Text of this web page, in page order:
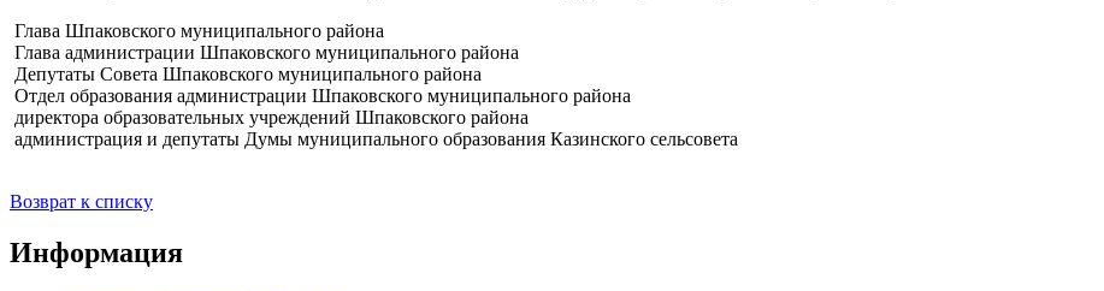
Глава Шпаковского муниципального района
Глава администрации Шпаковского муниципального района
Депутаты Совета Шпаковского муниципального района
Отдел образования администрации Шпаковского муниципального района
директора образовательных учреждений Шпаковского района
администрация и депутаты Думы муниципального образования Казинского сельсовета
Возврат к списку
Информация